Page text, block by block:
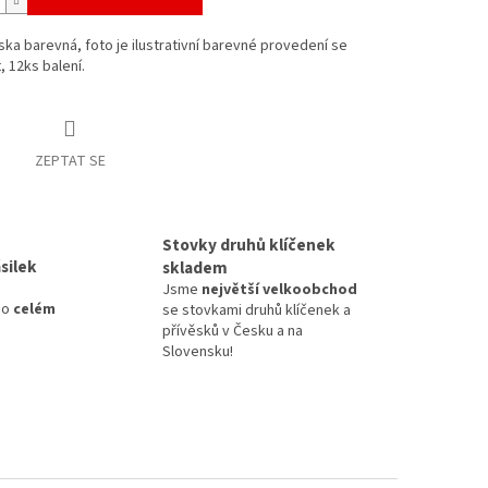
barevná, foto je ilustrativní barevné provedení se
12ks balení.
ZEPTAT SE
celém
Stovky druhů klíčenek
skladem
Jsme největší velkoobchod
se stovkami druhů klíčenek a
přívěsků v Česku a na
Slovensku!